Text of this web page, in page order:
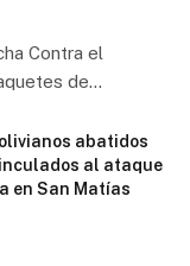
Contra el
de…
abatidos
al ataque
en San Matías